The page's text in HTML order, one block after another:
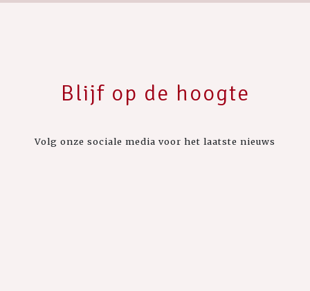
Blijf op de hoogte
Volg onze sociale media voor het laatste nieuws